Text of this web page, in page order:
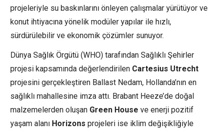
projeleriyle su baskınlarını önleyen çalışmalar yürütüyor ve
konut ihtiyacına yönelik modüler yapılar ile hızlı,
sürdürülebilir ve ekonomik çözümler sunuyor.
Dünya Sağlık Örgütü (WHO) tarafından Sağlıklı Şehirler
projesi kapsamında değerlendirilen Cartesius Utrecht
projesini gerçekleştiren Ballast Nedam, Hollanda’nın en
sağlıklı mahallesine imza attı. Brabant Heeze’de doğal
malzemelerden oluşan Green House ve enerji pozitif
yaşam alanı Horizons projeleri ise iklim değişikliğiyle